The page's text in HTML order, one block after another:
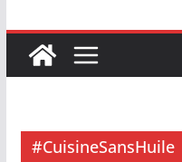
#CuisineSansHuile